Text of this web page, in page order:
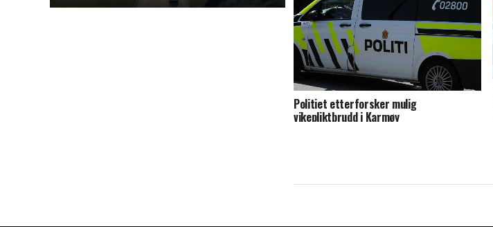
Politiet etterforsker mulig
vikepliktbrudd i Karmøy